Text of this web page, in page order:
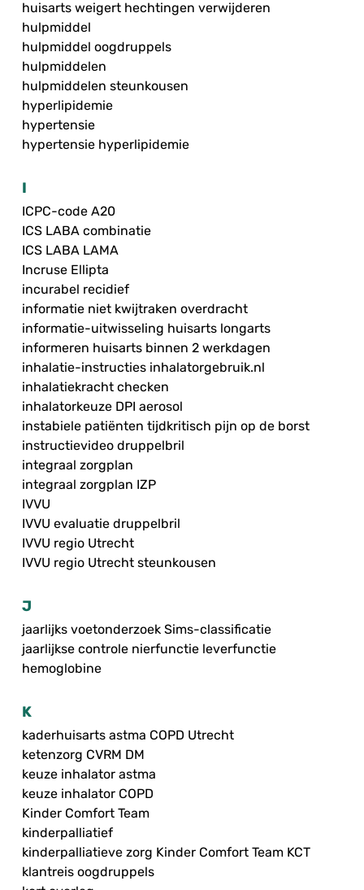
huisarts weigert hechtingen verwijderen
hulpmiddel
hulpmiddel oogdruppels
hulpmiddelen
hulpmiddelen steunkousen
hyperlipidemie
hypertensie
hypertensie hyperlipidemie
I
ICPC-code A20
ICS LABA combinatie
ICS LABA LAMA
Incruse Ellipta
incurabel recidief
informatie niet kwijtraken overdracht
informatie-uitwisseling huisarts longarts
informeren huisarts binnen 2 werkdagen
inhalatie-instructies inhalatorgebruik.nl
inhalatiekracht checken
inhalatorkeuze DPI aerosol
instabiele patiënten tijdkritisch pijn op de borst
instructievideo druppelbril
integraal zorgplan
integraal zorgplan IZP
IVVU
IVVU evaluatie druppelbril
IVVU regio Utrecht
IVVU regio Utrecht steunkousen
J
jaarlijks voetonderzoek Sims-classificatie
jaarlijkse controle nierfunctie leverfunctie
hemoglobine
K
kaderhuisarts astma COPD Utrecht
ketenzorg CVRM DM
keuze inhalator astma
keuze inhalator COPD
Kinder Comfort Team
kinderpalliatief
kinderpalliatieve zorg Kinder Comfort Team KCT
klantreis oogdruppels